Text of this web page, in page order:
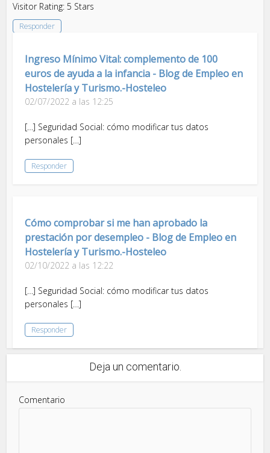
Visitor Rating: 5 Stars
Responder
Ingreso Mínimo Vital: complemento de 100
euros de ayuda a la infancia - Blog de Empleo en
Hostelería y Turismo.-Hosteleo
02/07/2022 a las 12:25
[…] Seguridad Social: cómo modificar tus datos
personales […]
Responder
Cómo comprobar si me han aprobado la
prestación por desempleo - Blog de Empleo en
Hostelería y Turismo.-Hosteleo
02/10/2022 a las 12:22
[…] Seguridad Social: cómo modificar tus datos
personales […]
Responder
Deja un comentario.
Comentario